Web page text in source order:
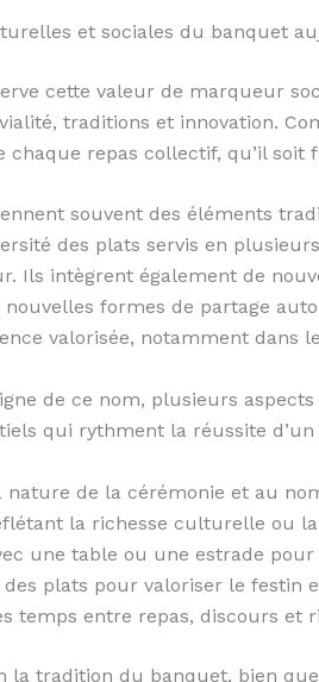
et sociales du banquet
cette valeur de marqueur
traditions et innovation.
chaque repas collectif, qu’il
souvent des éléments
des plats servis en
Ils intègrent également de
formes de partage
valorisée, notamment dans
de ce nom, plusieurs
qui rythment la réussite
nature de la cérémonie et au
la richesse culturelle ou
une table ou une estrade
plats pour valoriser le festin
temps entre repas, discours et
la tradition du banquet, bien